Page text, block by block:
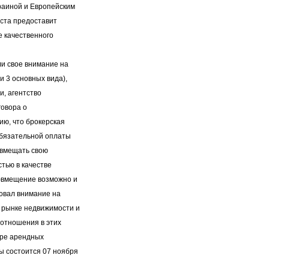
и Европейским
предоставит
свое внимание на
3 основных вида),
агентство
о
что брокерская
оплаты
свою
в качестве
возможно и
внимание на
рынке недвижимости и
в этих
арендных
состоится 07 ноября